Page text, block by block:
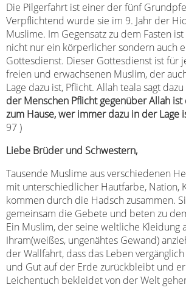
Die Pilgerfahrt ist einer der fünf
Verpflichtend wurde sie im 9. Jahr der
Muslime. Im Gegensatz zu dem Fasten
nicht nur ein körperlicher sondern auch
Gottesdienst. Dieser Gottesdienst ist für
freien und erwachsenen Muslim, der
Lage dazu ist, Pflicht. Allah teala sagt
der Menschen Pflicht gegenüber Allah
zum Hause, wer immer dazu in der Lage
97 )
Liebe Brüder und Schwestern,
Tausende Muslime aus verschiedenen
mit unterschiedlicher Hautfarbe, Nation,
kommen durch die Hadsch zusammen.
gemeinsam die Gebete und beten zu
Ein Muslim, der seine weltliche Kleidung
Ihram(weißes, ungenähtes Gewand)
der Wallfahrt, dass das Leben
und Gut auf der Erde zurückbleibt und
Leichentuch bekleidet von der Welt